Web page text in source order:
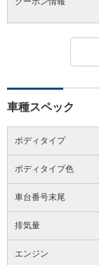
車種スペック
ボディタイプ
ボディタイプ色
車台番号末尾
排気量
エンジン